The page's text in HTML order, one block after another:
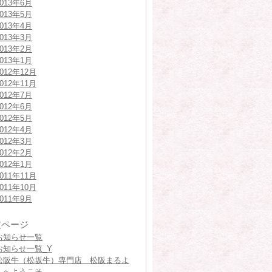
年6月
年5月
年4月
年3月
年2月
年1月
年12月
年11月
年7月
年6月
年5月
年4月
年3月
年2月
年1月
年11月
年10月
年9月
ージ
知らせ一覧
知らせ一覧_Y
阪牛（松坂牛）専門店 松阪まるよ